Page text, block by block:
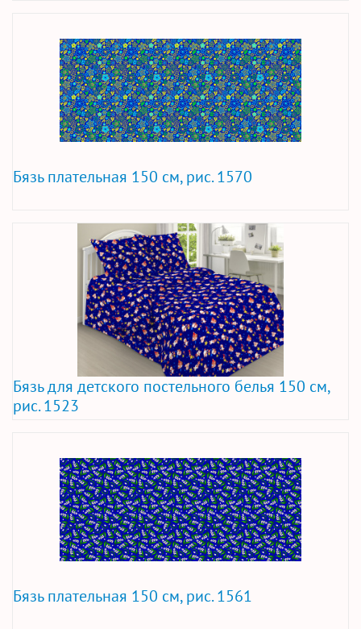
Бязь плательная 150 см, рис. 1570
Бязь для детского постельного белья 150 см,
рис. 1523
Бязь плательная 150 см, рис. 1561